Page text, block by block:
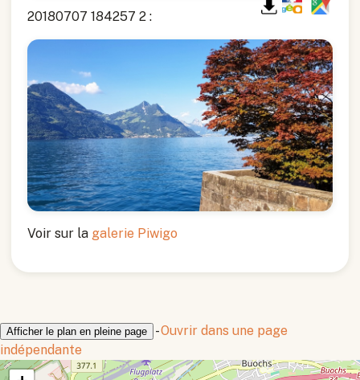
20180707 184257 2 :
Voir sur la galerie Piwigo
Afficher le plan en pleine page -Ouvrir dans une page
indépendante